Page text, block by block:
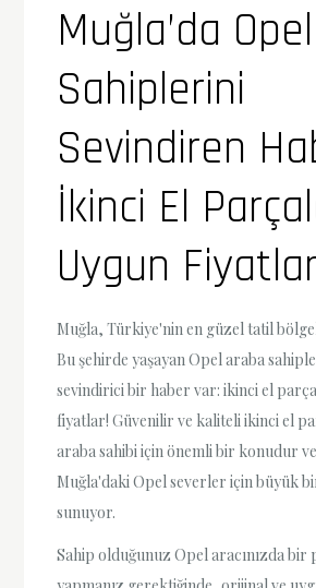
Muğla’da Opel
Sahiplerini
Sevindiren
İkinci El
Uygun Fiyatlar
Muğla, Türkiye'nin en güzel tatil
Bu şehirde yaşayan Opel araba
sevindirici bir haber var: ikinci el
fiyatlar! Güvenilir ve kaliteli ikinci el
araba sahibi için önemli bir konudur
Muğla'daki Opel severler için büyük
sunuyor.
Sahip olduğunuz Opel aracınızda bir